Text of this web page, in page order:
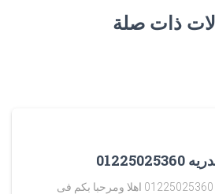
ذات صلة
صيانة هوفر الاسكندريه 01225025360 اهلا ومرحبا بكم فى